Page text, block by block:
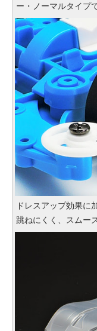
ー・ノーマルタイプ
ドレスアップ効果に
跳ねにくく、スムー